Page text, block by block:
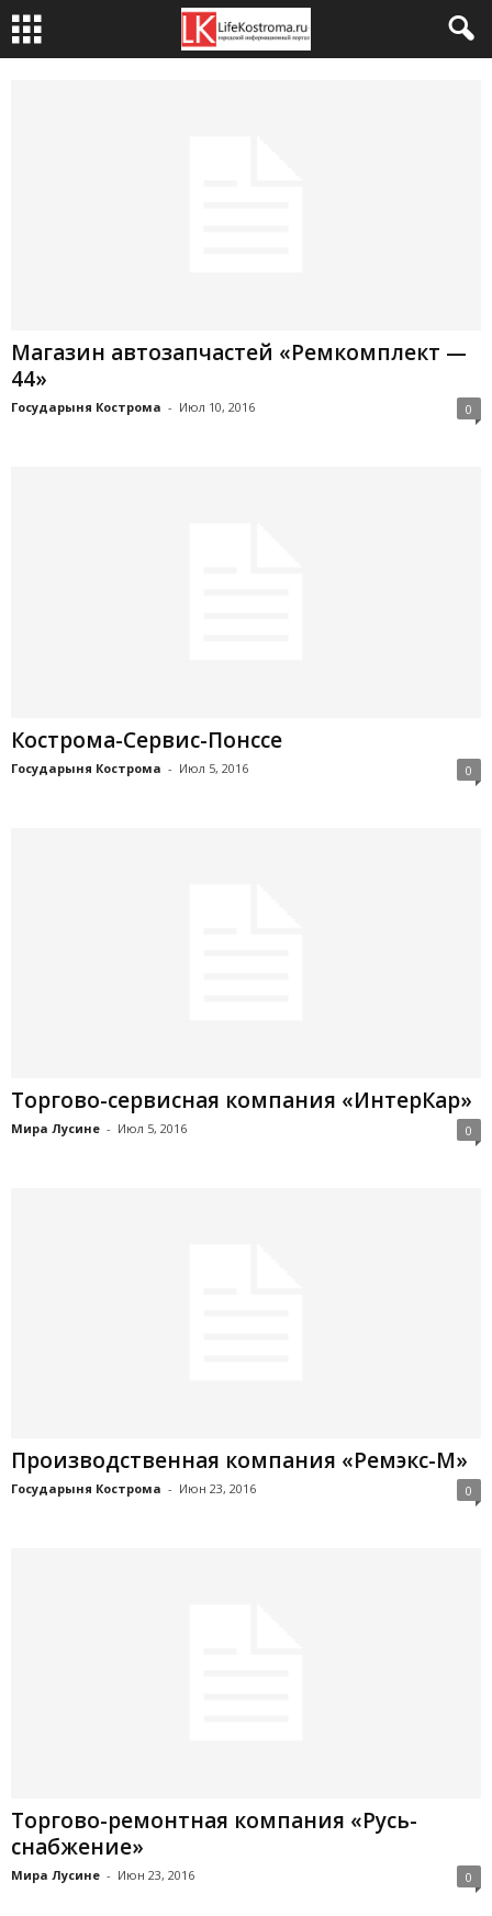
Магазин автозапчастей «Ремкомплект —
44»
Государыня Кострома - Июл 10, 2016 0
Кострома-Сервис-Понссе
Государыня Кострома - Июл 5, 2016 0
Торгово-сервисная компания «ИнтерКар»
Мира Лусине - Июл 5, 2016 0
Производственная компания «Ремэкс-М»
Государыня Кострома - Июн 23, 2016 0
Торгово-ремонтная компания «Русь-
снабжение»
Мира Лусине - Июн 23, 2016 0